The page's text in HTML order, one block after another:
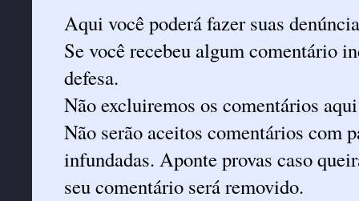
Aqui você poderá fazer suas
Se você recebeu algum comentário
defesa.
Não excluiremos os comentários
Não serão aceitos comentários com
infundadas. Aponte provas caso
seu comentário será removido.